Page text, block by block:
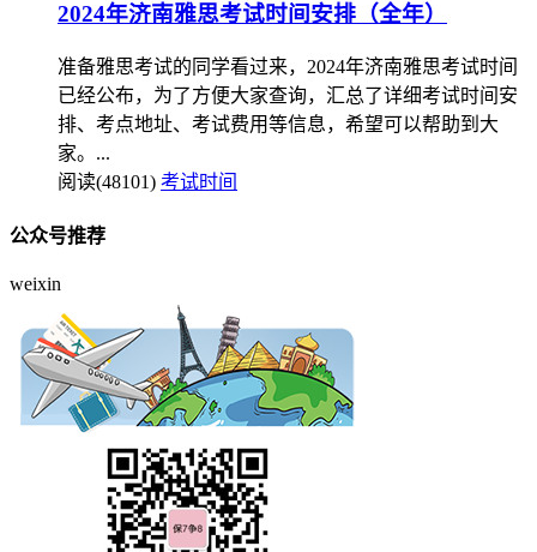
2024年济南雅思考试时间安排（全年）
准备雅思考试的同学看过来，2024年济南雅思考试时间
已经公布，为了方便大家查询，汇总了详细考试时间安
排、考点地址、考试费用等信息，希望可以帮助到大
家。...
阅读(48101) 考试时间
公众号推荐
weixin